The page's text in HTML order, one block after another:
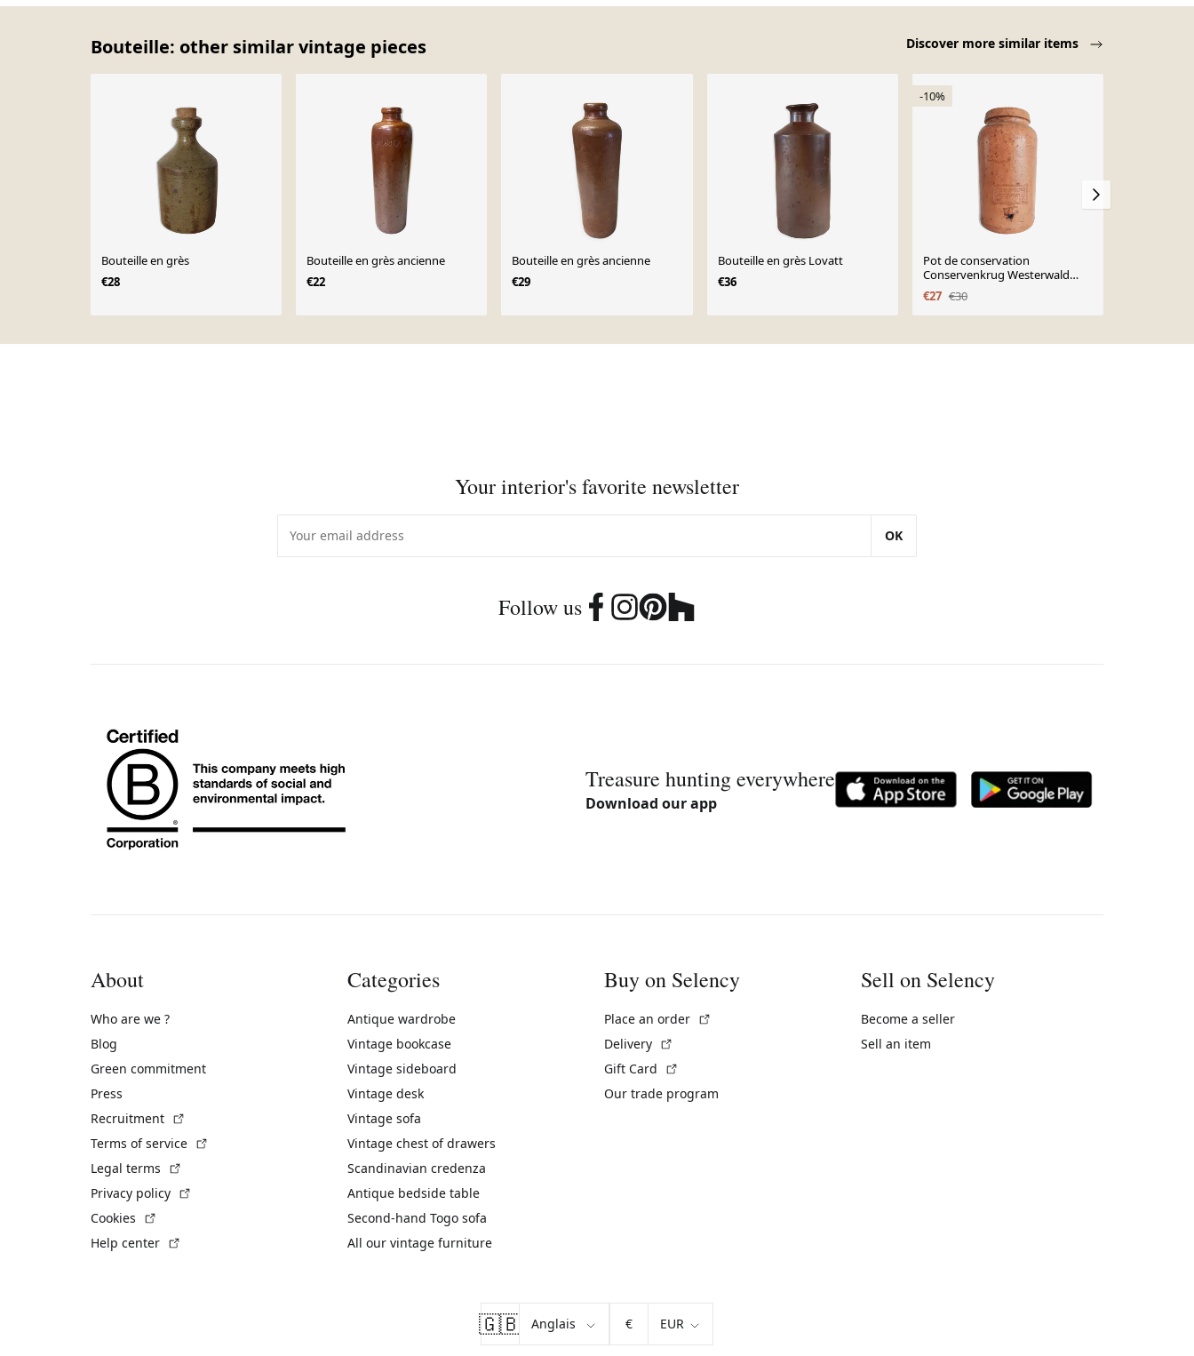
Bouteille: other similar vintage pieces Discover more similar items
Bouteille en grès
€28
Bouteille en grès ancienne
€22
Bouteille en grès ancienne
€29
Bouteille en grès Lovatt
€36
-10%
Pot de conservation
Conservenkrug Westerwald
1910
€27 €30
Your interior's favorite newsletter
OK
Follow us
Treasure hunting everywhere
Download our app
About
Who are we ?
Blog
Green commitment
Press
Recruitment
Terms of service
Legal terms
Privacy policy
Cookies
Help center
Categories
Antique wardrobe
Vintage bookcase
Vintage sideboard
Vintage desk
Vintage sofa
Vintage chest of drawers
Scandinavian credenza
Antique bedside table
Second-hand Togo sofa
All our vintage furniture
Buy on Selency
Place an order
Delivery
Gift Card
Our trade program
Sell on Selency
Become a seller
Sell an item
🇬🇧 €